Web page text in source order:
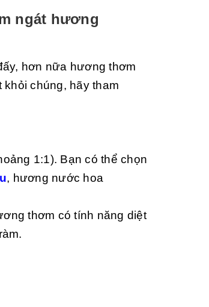
ngát hương
hơn nữa hương thơm
chúng, hãy tham
1:1). Bạn có thể chọn
, hương nước hoa
thơm có tính năng diệt